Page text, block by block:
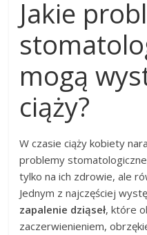
Jakie
mogą
ciąży?
W czasie ciąży kobiety
problemy
tylko na ich zdrowie, ale
Jednym z najczęściej
zapalenie dziąseł, które
zaczerwienieniem,